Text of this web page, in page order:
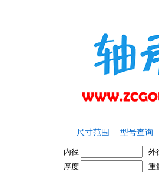
尺寸范围 型号查询
内径
外
厚度
重